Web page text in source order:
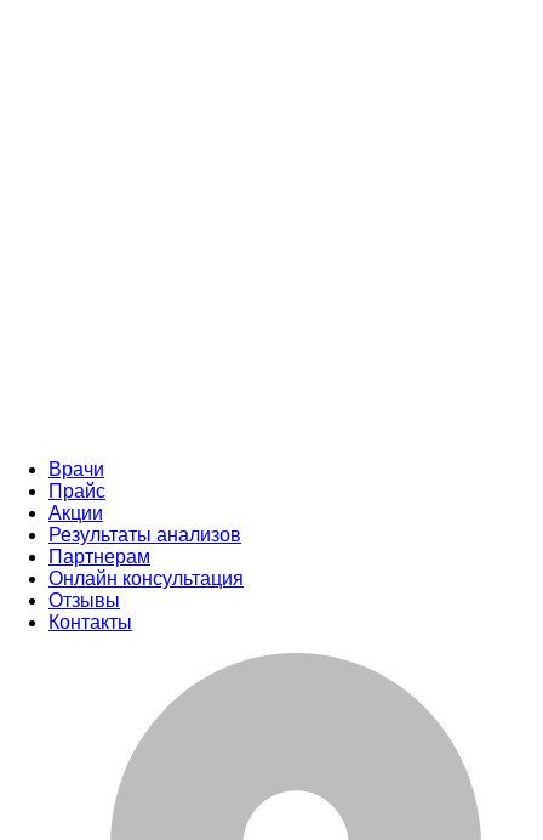
Врачи
Прайс
Акции
Результаты анализов
Партнерам
Онлайн консультация
Отзывы
Контакты